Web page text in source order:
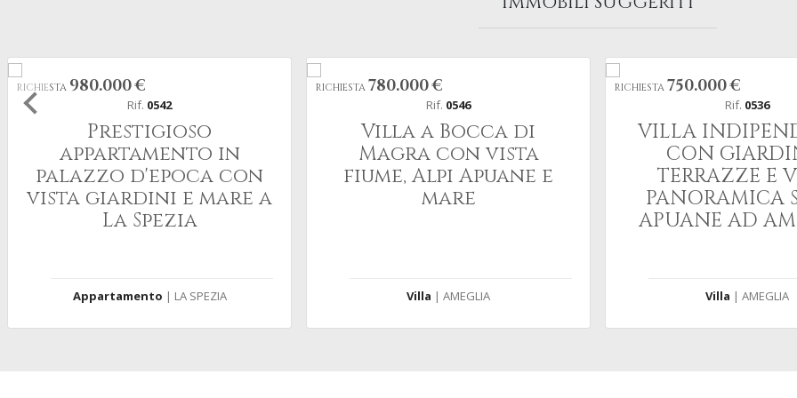
RICHIESTA980.000 €
Rif. 0542
Prestigioso
appartamento in
palazzo d'epoca con
vista giardini e mare a
La Spezia
Appartamento | LA SPEZIA
RICHIESTA780.000 €
Rif. 0546
Villa a Bocca di
Magra con vista
fiume, Alpi Apuane e
mare
Villa | AMEGLIA
RICHIESTA750.000 €
Rif. 0536
VILLA
CON
TERRAZZE E
PANORAMICA
APUANE AD
Villa | AMEGLIA